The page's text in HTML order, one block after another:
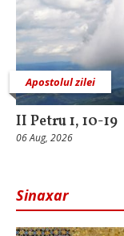
Apostolul zilei
II Petru 1, 10-19
06 Aug, 2026
Sinaxar